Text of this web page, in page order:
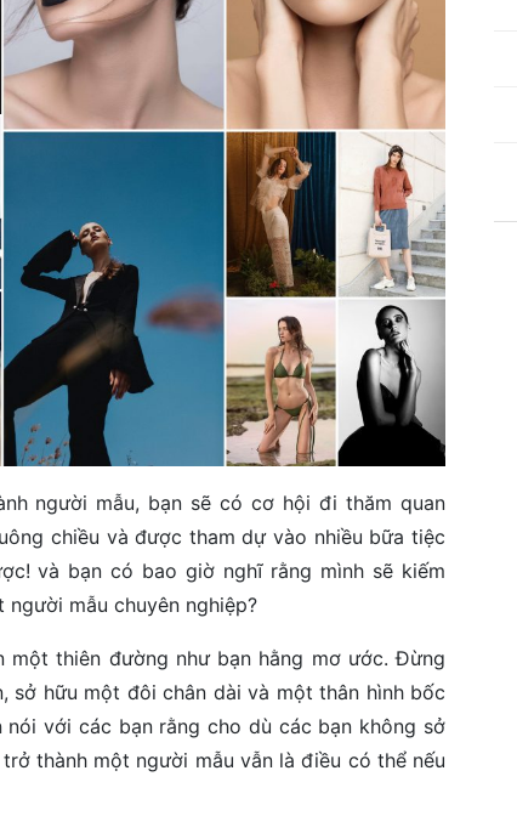
người mẫu, bạn sẽ có cơ hội đi thăm quan
chiều và được tham dự vào nhiều bữa tiệc
và bạn có bao giờ nghĩ rằng mình sẽ kiếm
mẫu chuyên nghiệp?
một thiên đường như bạn hằng mơ ước. Đừng
sở hữu một đôi chân dài và một thân hình bốc
với các bạn rằng cho dù các bạn không sở
thành một người mẫu vẫn là điều có thể nếu